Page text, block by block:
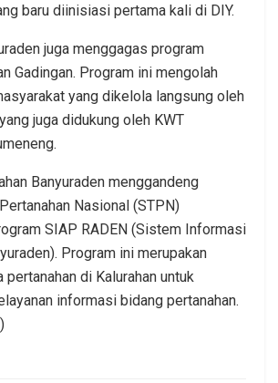
baru diinisiasi pertama kali di DIY.
juga menggagas program
Gadingan. Program ini mengolah
yang dikelola langsung oleh
juga didukung oleh KWT
Banyuraden menggandeng
Nasional (STPN)
SIAP RADEN (Sistem Informasi
Program ini merupakan
di Kalurahan untuk
informasi bidang pertanahan.